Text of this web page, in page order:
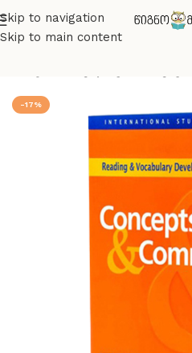
Skip to navigation
Skip to main content
-17%